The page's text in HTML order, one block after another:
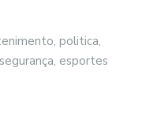
politica,
esportes